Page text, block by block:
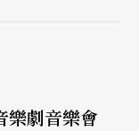
樂劇音樂會